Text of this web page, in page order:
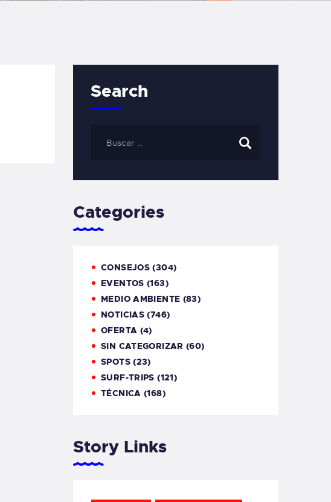
Search
Categories
CONSEJOS (304)
EVENTOS (163)
MEDIO AMBIENTE (83)
NOTICIAS (746)
OFERTA (4)
SIN CATEGORIZAR (60)
SPOTS(23)
SURF-TRIPS (121)
TÉCNICA (168)
Story Links